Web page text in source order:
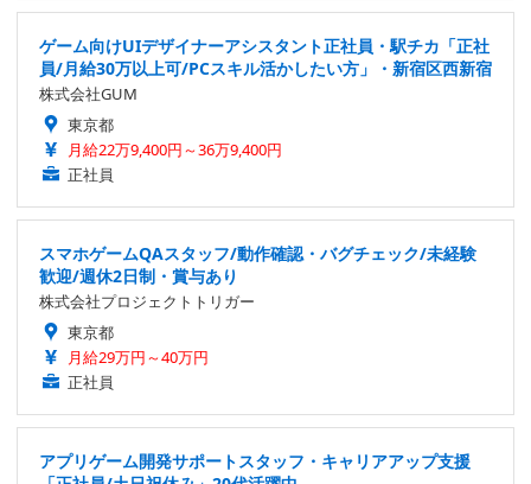
ゲーム向けUIデザイナーアシスタント正社員・駅チカ「正社
員/月給30万以上可/PCスキル活かしたい方」・新宿区西新宿
株式会社GUM
東京都
月給22万9,400円～36万9,400円
正社員
スマホゲームQAスタッフ/動作確認・バグチェック/未経験
歓迎/週休2日制・賞与あり
株式会社プロジェクトトリガー
東京都
月給29万円～40万円
正社員
アプリゲーム開発サポートスタッフ・キャリアアップ支援